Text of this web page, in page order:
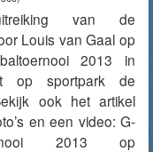
van de
Louis van Gaal op
2013 in
op sportpark de
ook het artikel
en een video: G-
2013 op